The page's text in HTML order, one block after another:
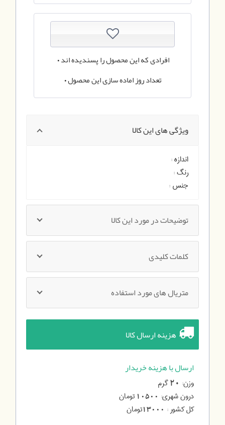
0 افرادی که این محصول را پسندیده اند
تعداد روز اماده سازی این محصول0
ویژگی های این کالا
اندازه :
رنگ :
جنس :
توضیحات در مورد این کالا
کلمات کلیدی
متریال های مورد استفاده
هزینه ارسال کالا
ارسال با هزینه خریدار
وزن:
گرم
درون شهری: 10500 تومان
کل کشور : 13000تومان